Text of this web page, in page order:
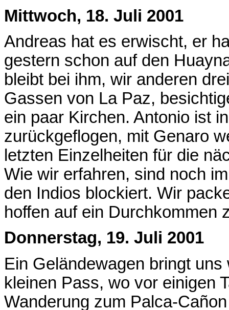
Mittwoch, 18. Juli 2001
Andreas hat es erwischt, er
gestern schon auf den
bleibt bei ihm, wir anderen
Gassen von La Paz,
ein paar Kirchen. Antonio ist
zurückgeflogen, mit Genaro
letzten Einzelheiten für die
Wie wir erfahren, sind noch
den Indios blockiert. Wir
hoffen auf ein Durchkommen
Donnerstag, 19. Juli 2001
Ein Geländewagen bringt
kleinen Pass, wo vor einigen
Wanderung zum Palca-